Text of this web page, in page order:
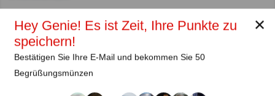
Autor:
Lena Strauss
✕
Hey Genie! Es ist Zeit, Ihre Punkte zu
speichern!
Bestätigen Sie Ihre E-Mail und bekommen Sie 50
Begrüßungsmünzen